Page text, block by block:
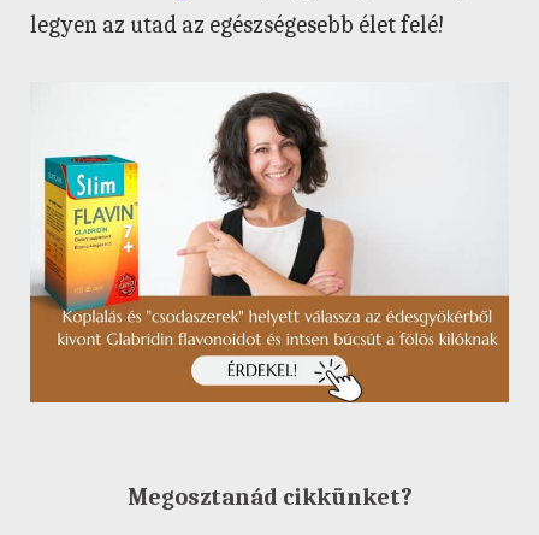
legyen az utad az egészségesebb élet felé!
Megosztanád cikkünket?